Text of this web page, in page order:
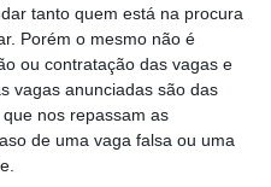
tanto quem está na procura
Porém o mesmo não é
ou contratação das vagas e
vagas anunciadas são das
nos repassam as
de uma vaga falsa ou uma